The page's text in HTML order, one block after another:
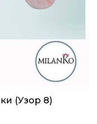
(Узор 8)